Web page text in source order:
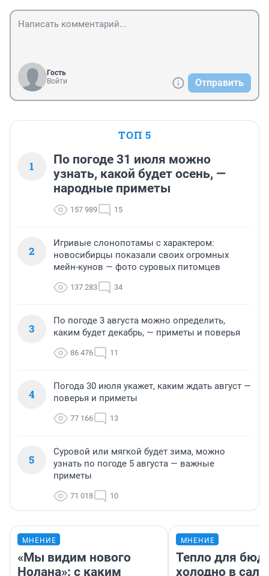
Гость
Войти
Отправить
ТОП 5
1
По погоде 31 июля можно
узнать, какой будет осень, —
народные приметы
157 989 15
2
Игривые слонопотамы с характером:
новосибирцы показали своих огромных
мейн-кунов — фото суровых питомцев
137 283 34
3
По погоде 3 августа можно определить,
каким будет декабрь, — приметы и поверья
86 476 11
4
Погода 30 июля укажет, каким ждать август —
поверья и приметы
77 166 13
5
Суровой или мягкой будет зима, можно
узнать по погоде 5 августа — важные
приметы
71 018 10
МНЕНИЕ
«Мы видим нового
Нолана»: с каким
МНЕНИЕ
Тепло для
холодно в